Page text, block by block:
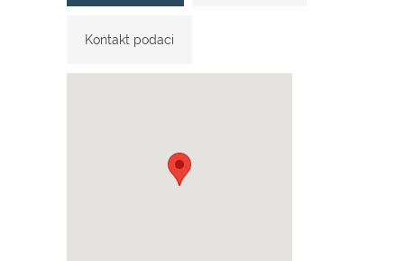
Kontakt podaci